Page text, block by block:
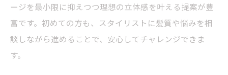
ージを最小限に抑えつつ理想の立体感を叶える提案が豊
富です。初めての方も、スタイリストに髪質や悩みを相
談しながら進めることで、安心してチャレンジできま
す。